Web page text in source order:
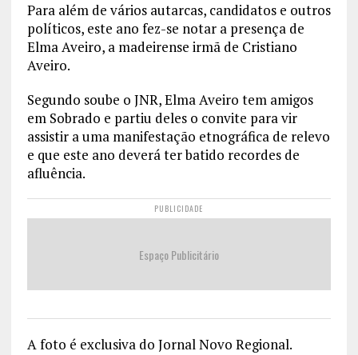
Para além de vários autarcas, candidatos e outros
políticos, este ano fez-se notar a presença de
Elma Aveiro, a madeirense irmã de Cristiano
Aveiro.
Segundo soube o JNR, Elma Aveiro tem amigos
em Sobrado e partiu deles o convite para vir
assistir a uma manifestação etnográfica de relevo
e que este ano deverá ter batido recordes de
afluência.
PUBLICIDADE
Espaço Publicitário
A foto é exclusiva do Jornal Novo Regional.